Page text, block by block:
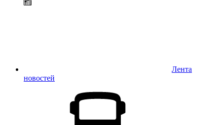
Лента
новостей